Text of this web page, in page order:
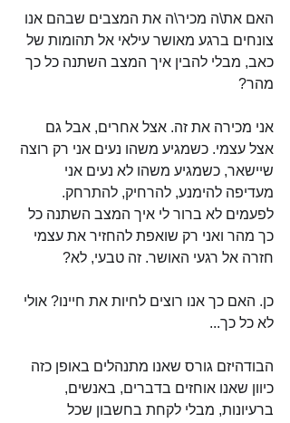
האם את\ה מכיר\ה את המצבים שבהם אנו
צונחים ברגע מאושר עילאי אל תהומות של
כאב, מבלי להבין איך המצב השתנה כל כך
מהר?
אני מכירה את זה. אצל אחרים, אבל גם
אצל עצמי. כשמגיע משהו נעים אני רק רוצה
שיישאר, כשמגיע משהו לא נעים אני
מעדיפה להימנע, להרחיק, להתרחק.
לפעמים לא ברור לי איך המצב השתנה כל
כך מהר ואני רק שואפת להחזיר את עצמי
חזרה אל רגעי האושר. זה טבעי, לא?
כן. האם כך אנו רוצים לחיות את חיינו? אולי
לא כל כך...
הבודהיזם גורס שאנו מתנהלים באופן כזה
כיוון שאנו אוחזים בדברים, באנשים,
ברעיונות, מבלי לקחת בחשבון שכל